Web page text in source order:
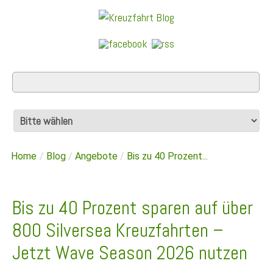
Home / Blog / Angebote / Bis zu 40 Prozent...
Bis zu 40 Prozent sparen auf über
800 Silversea Kreuzfahrten –
Jetzt Wave Season 2026 nutzen